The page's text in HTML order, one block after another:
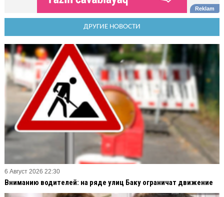
ДРУГИЕ НОВОСТИ
6 Август 2026 22:30
Вниманию водителей: на ряде улиц Баку ограничат движение